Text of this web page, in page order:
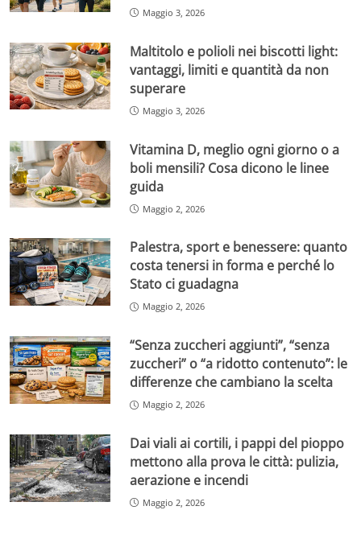
Maggio 3, 2026
Maltitolo e polioli nei biscotti light:
vantaggi, limiti e quantità da non
superare
Maggio 3, 2026
Vitamina D, meglio ogni giorno o a
boli mensili? Cosa dicono le linee
guida
Maggio 2, 2026
Palestra, sport e benessere: quanto
costa tenersi in forma e perché lo
Stato ci guadagna
Maggio 2, 2026
“Senza zuccheri aggiunti”, “senza
zuccheri” o “a ridotto contenuto”: le
differenze che cambiano la scelta
Maggio 2, 2026
Dai viali ai cortili, i pappi del pioppo
mettono alla prova le città: pulizia,
aerazione e incendi
Maggio 2, 2026